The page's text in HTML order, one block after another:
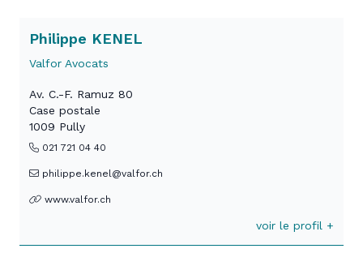
Philippe KENEL
Valfor Avocats
Av. C.-F. Ramuz 80
Case postale
1009 Pully
021 721 04 40
philippe.kenel@valfor.ch
www.valfor.ch
voir le profil +